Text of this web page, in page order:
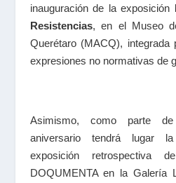
inauguración de la exposición
Resistencias, en el Museo
Querétaro (MACQ), integrada
expresiones no normativas de
Asimismo, como parte
aniversario tendrá lugar
exposición
DOQUMENTA en la Galería